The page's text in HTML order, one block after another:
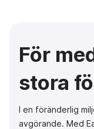
För
stora
I en föränderlig
avgörande. Med